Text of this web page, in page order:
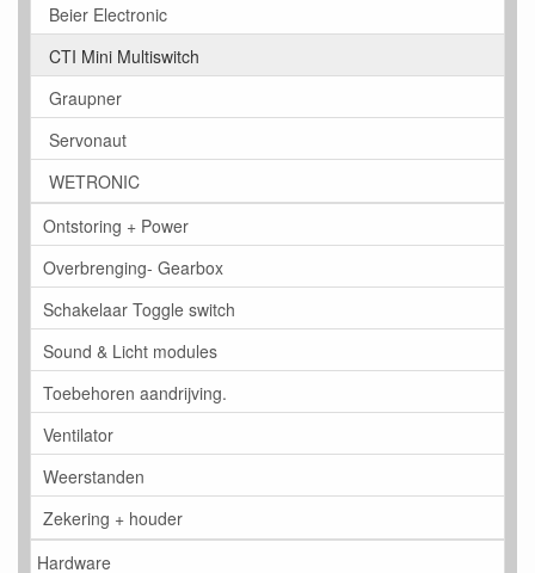
Beier Electronic
CTI Mini Multiswitch
Graupner
Servonaut
WETRONIC
Ontstoring + Power
Overbrenging- Gearbox
Schakelaar Toggle switch
Sound & Licht modules
Toebehoren aandrijving.
Ventilator
Weerstanden
Zekering + houder
Hardware